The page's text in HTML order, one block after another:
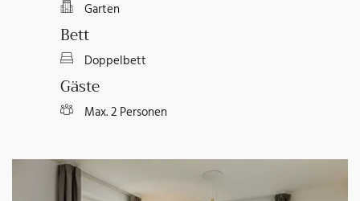
Garten
Bett
Doppelbett
Gäste
Max. 2 Personen